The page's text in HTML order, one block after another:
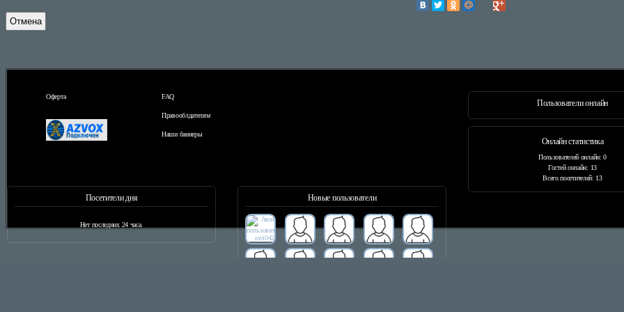
Отмена
Оферта FAQ
Правооблдателям
Наши баннеры
Пользователи онлайн
Онлайн статистика
Пользователей онлайн: 0
Гостей онлайн: 13
Всего посетителей: 13
Новые пользователи
Посетители дня
Нет последних 24 часа.